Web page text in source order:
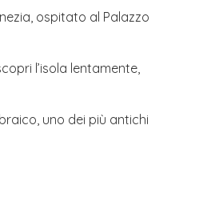
ospitato al Palazzo
l’isola lentamente,
uno dei più antichi